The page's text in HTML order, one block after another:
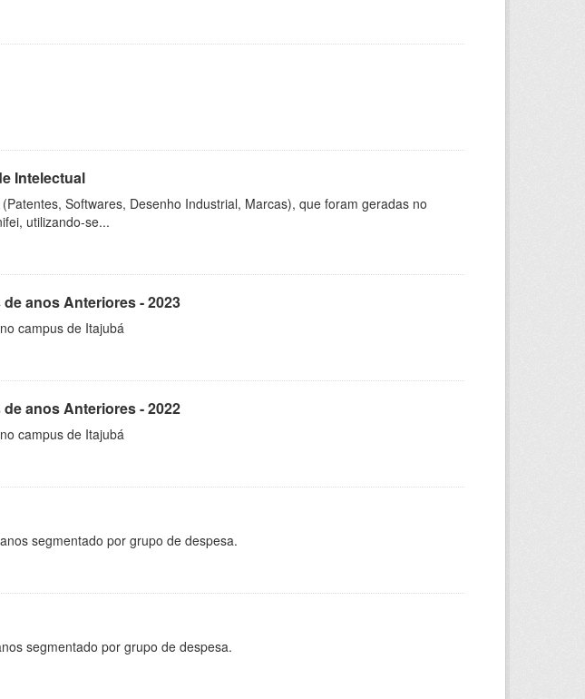
Intelectual
Softwares, Desenho Industrial, Marcas), que foram geradas no
utilizando-se...
anos Anteriores - 2023
campus de Itajubá
anos Anteriores - 2022
campus de Itajubá
segmentado por grupo de despesa.
segmentado por grupo de despesa.